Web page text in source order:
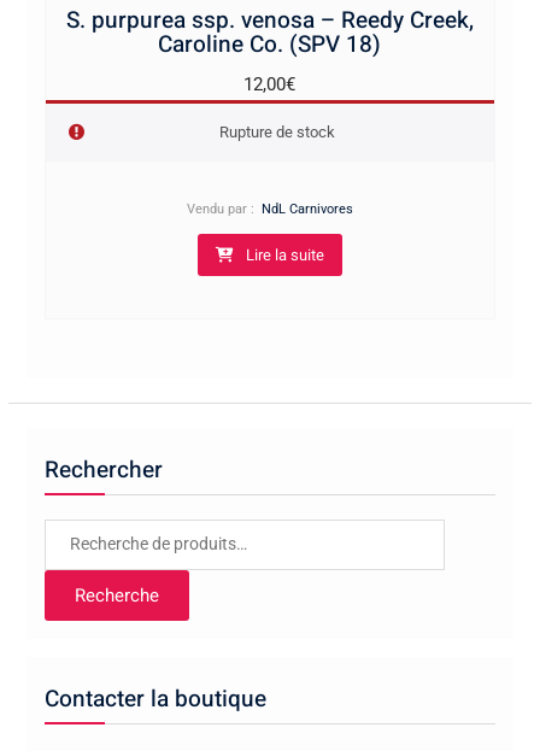
S. purpurea ssp. venosa – Reedy Creek,
Caroline Co. (SPV 18)
12,00€
Rupture de stock
Vendu par : NdL Carnivores
Lire la suite
Rechercher
Recherche
Recherche
Contacter la boutique